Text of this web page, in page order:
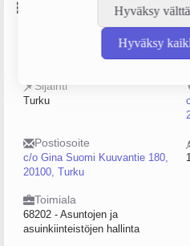
Hyväksy
Hyväksy
Sijainti
Turku
Postiosoite
c/o Gina Suomi Kuuvantie 180,
20100, Turku
Toimiala
68202 - Asuntojen ja
asuinkiinteistöjen hallinta